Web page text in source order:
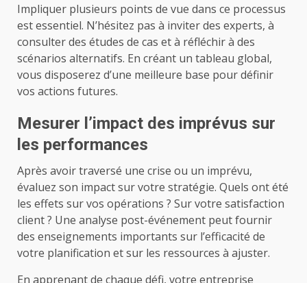
Impliquer plusieurs points de vue dans ce processus
est essentiel. N’hésitez pas à inviter des experts, à
consulter des études de cas et à réfléchir à des
scénarios alternatifs. En créant un tableau global,
vous disposerez d’une meilleure base pour définir
vos actions futures.
Mesurer l’impact des imprévus sur
les performances
Après avoir traversé une crise ou un imprévu,
évaluez son impact sur votre stratégie. Quels ont été
les effets sur vos opérations ? Sur votre satisfaction
client ? Une analyse post-événement peut fournir
des enseignements importants sur l’efficacité de
votre planification et sur les ressources à ajuster.
En apprenant de chaque défi, votre entreprise